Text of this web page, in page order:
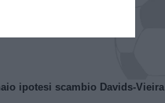
ipotesi scambio Davids-Vieira